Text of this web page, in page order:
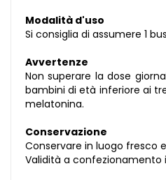
Modalità d'uso
Si consiglia di assumere 1
Avvertenze
Non superare la dose
bambini di età inferiore ai
melatonina.
Conservazione
Conservare in luogo fresco
Validità a confezionamento